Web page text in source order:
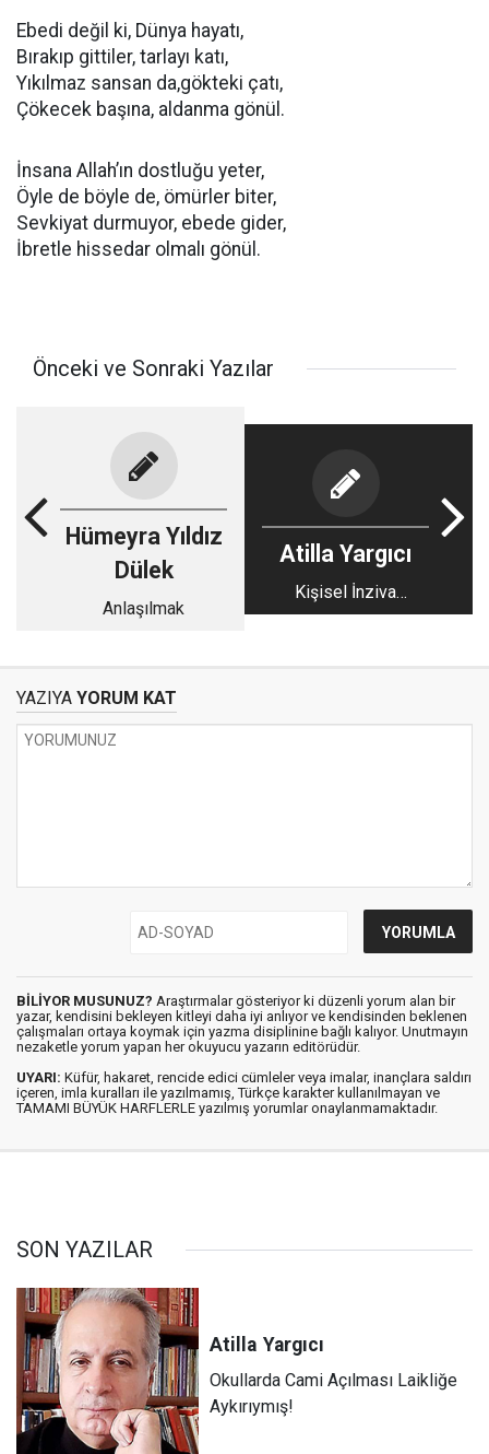
Ebedi değil ki, Dünya hayatı,
Bırakıp gittiler, tarlayı katı,
Yıkılmaz sansan da,gökteki çatı,
Çökecek başına, aldanma gönül.
İnsana Allah’ın dostluğu yeter,
Öyle de böyle de, ömürler biter,
Sevkiyat durmuyor, ebede gider,
İbretle hissedar olmalı gönül.
Önceki ve Sonraki Yazılar
Hümeyra Yıldız
Dülek
Anlaşılmak
Atilla Yargıcı
Kişisel İnziva
Kampları Tuzağı ve
YAZIYA YORUM KAT
BİLİYOR MUSUNUZ? Araştırmalar gösteriyor ki düzenli yorum alan bir
yazar, kendisini bekleyen kitleyi daha iyi anlıyor ve kendisinden beklenen
çalışmaları ortaya koymak için yazma disiplinine bağlı kalıyor. Unutmayın
nezaketle yorum yapan her okuyucu yazarın editörüdür.
UYARI: Küfür, hakaret, rencide edici cümleler veya imalar, inançlara saldırı
içeren, imla kuralları ile yazılmamış, Türkçe karakter kullanılmayan ve
TAMAMI BÜYÜK HARFLERLE yazılmış yorumlar onaylanmamaktadır.
SON YAZILAR
Atilla Yargıcı
Okullarda Cami Açılması Laikliğe
Aykırıymış!